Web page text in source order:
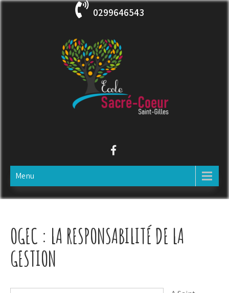
Skip
0299646543
ECOLE SACRE COEUR
Menu
OGEC : LA RESPONSABILITÉ DE LA
GESTION